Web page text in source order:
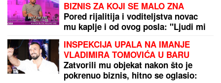
(VIDEO) SPECIJALCI GA JURE PO DVORIŠTU I
IMANJU! UValjevu uhapšen begunac za kojim je bila
raspisana potraga: Objavljen dramatičan snimak
akcije
by Aklamator
PREPORUKA ZA VAS